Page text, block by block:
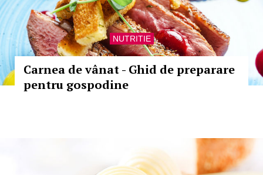
NUTRITIE
Carnea de vânat - Ghid de preparare
pentru gospodine